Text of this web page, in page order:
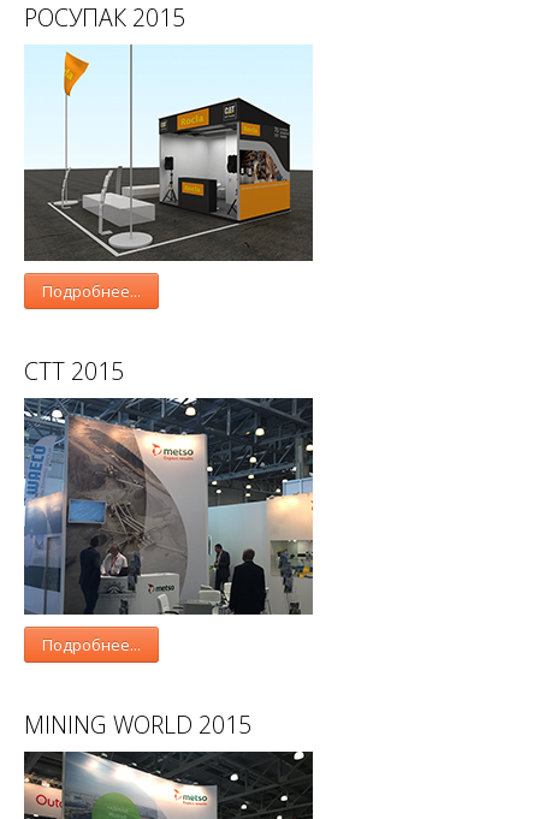
РОСУПАК 2015
Подробнее...
СТТ 2015
Подробнее...
MINING WORLD 2015